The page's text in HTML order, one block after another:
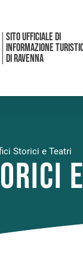
SITO UFFICIALE DI
INFORMAZIONE
DI RAVENNA
Storici e Teatri